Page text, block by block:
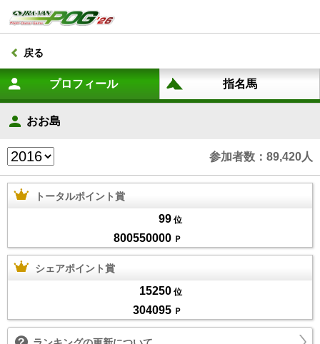
戻る
おお島
参加者数：89,420人
トータルポイント賞
99 位
800550000 Ｐ
シェアポイント賞
15250 位
304095 Ｐ